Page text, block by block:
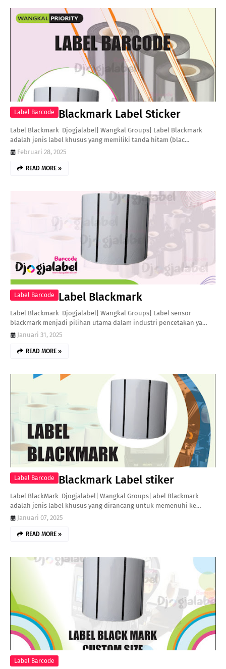
Label Barcode Blackmark Label Sticker
Label Blackmark Djogjalabel| Wangkal Groups| Label Blackmark
adalah jenis label khusus yang memiliki tanda hitam (blac…
Februari 28, 2025
READ MORE »
Label Barcode Label Blackmark
Label Blackmark Djogjalabel| Wangkal Groups| Label sensor
blackmark menjadi pilihan utama dalam industri pencetakan ya…
Januari 31, 2025
READ MORE »
Label Barcode Blackmark Label stiker
Label BlackMark Djogjalabel| Wangkal Groups| abel Blackmark
adalah jenis label khusus yang dirancang untuk memenuhi ke…
Januari 07, 2025
READ MORE »
Label Barcode